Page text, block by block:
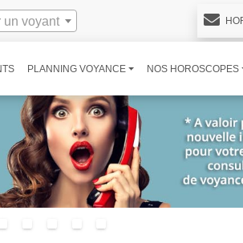
un voyant
PLANNING VOYANCE NOS HOROSCOPES